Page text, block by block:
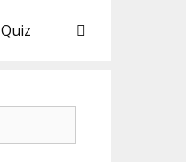
Quiz